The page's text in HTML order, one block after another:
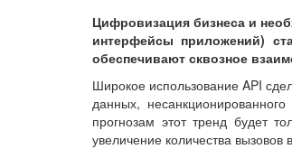
Цифровизация бизнеса и
интерфейсы приложений)
обеспечивают сквозное
Широкое использование API
данных,
прогнозам этот тренд будет
увеличение количества вызовов